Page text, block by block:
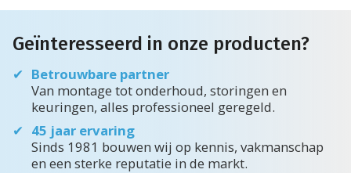
Geïnteresseerd in onze producten?
Betrouwbare partner
Van montage tot onderhoud, storingen en
keuringen, alles professioneel geregeld.
45 jaar ervaring
Sinds 1981 bouwen wij op kennis, vakmanschap
en een sterke reputatie in de markt.